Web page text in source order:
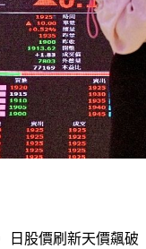
日股價刷新天價飆破